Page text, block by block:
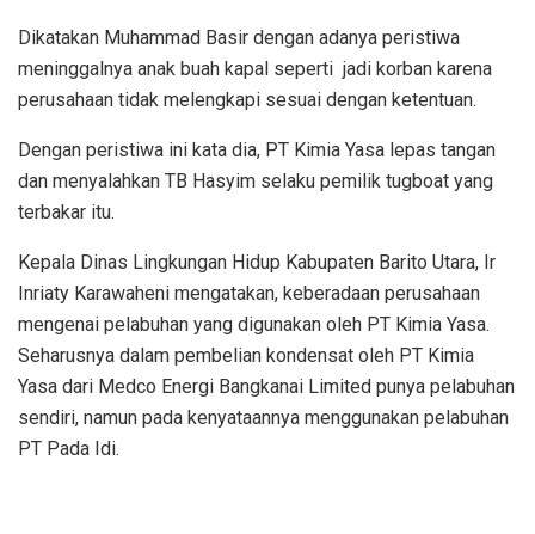
Dikatakan Muhammad Basir dengan adanya peristiwa
meninggalnya anak buah kapal seperti jadi korban karena
perusahaan tidak melengkapi sesuai dengan ketentuan.
Dengan peristiwa ini kata dia, PT Kimia Yasa lepas tangan
dan menyalahkan TB Hasyim selaku pemilik tugboat yang
terbakar itu.
Kepala Dinas Lingkungan Hidup Kabupaten Barito Utara, Ir
Inriaty Karawaheni mengatakan, keberadaan perusahaan
mengenai pelabuhan yang digunakan oleh PT Kimia Yasa.
Seharusnya dalam pembelian kondensat oleh PT Kimia
Yasa dari Medco Energi Bangkanai Limited punya pelabuhan
sendiri, namun pada kenyataannya menggunakan pelabuhan
PT Pada Idi.